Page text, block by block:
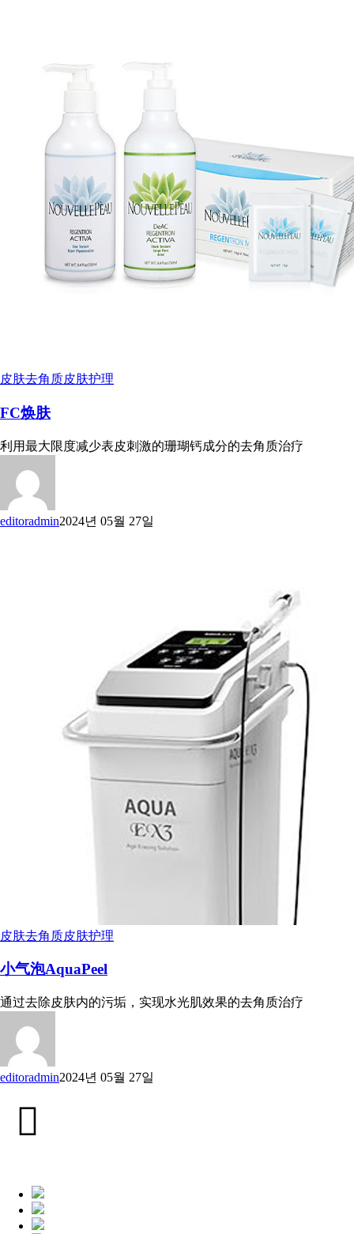
皮肤去角质皮肤护理
FC焕肤
利用最大限度减少表皮刺激的珊瑚钙成分的去角质治疗
editoradmin2024년 05월 27일
皮肤去角质皮肤护理
小气泡AquaPeel
通过去除皮肤内的污垢，实现水光肌效果的去角质治疗
editoradmin2024년 05월 27일